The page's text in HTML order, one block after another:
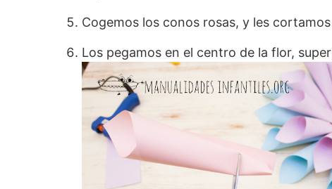
Cogemos los conos rosas, y les
Los pegamos en el centro de la flor,